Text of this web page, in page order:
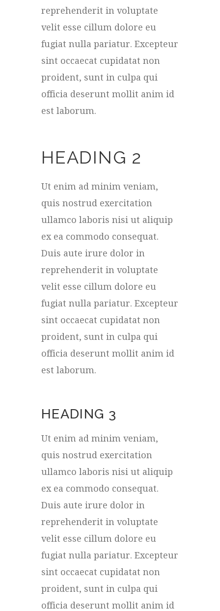
reprehenderit in voluptate
velit esse cillum dolore eu
fugiat nulla pariatur. Excepteur
sint occaecat cupidatat non
proident, sunt in culpa qui
officia deserunt mollit anim id
est laborum.
HEADING 2
Ut enim ad minim veniam,
quis nostrud exercitation
ullamco laboris nisi ut aliquip
ex ea commodo consequat.
Duis aute irure dolor in
reprehenderit in voluptate
velit esse cillum dolore eu
fugiat nulla pariatur. Excepteur
sint occaecat cupidatat non
proident, sunt in culpa qui
officia deserunt mollit anim id
est laborum.
HEADING 3
Ut enim ad minim veniam,
quis nostrud exercitation
ullamco laboris nisi ut aliquip
ex ea commodo consequat.
Duis aute irure dolor in
reprehenderit in voluptate
velit esse cillum dolore eu
fugiat nulla pariatur. Excepteur
sint occaecat cupidatat non
proident, sunt in culpa qui
officia deserunt mollit anim id